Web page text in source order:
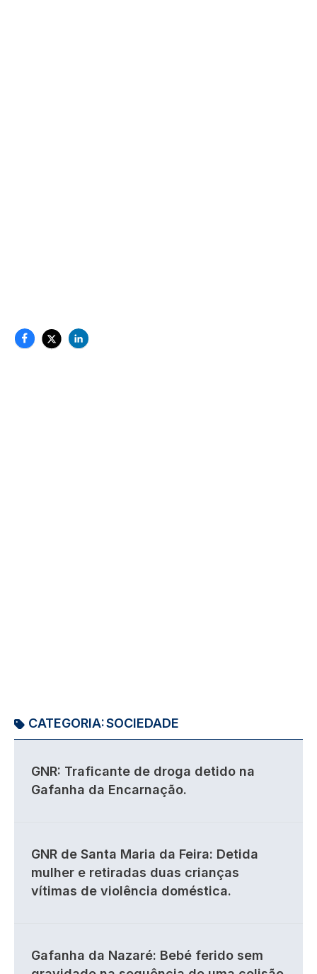
CATEGORIA:SOCIEDADE
GNR: Traficante de droga detido na
Gafanha da Encarnação.
GNR de Santa Maria da Feira: Detida
mulher e retiradas duas crianças
vítimas de violência doméstica.
Gafanha da Nazaré: Bebé ferido sem